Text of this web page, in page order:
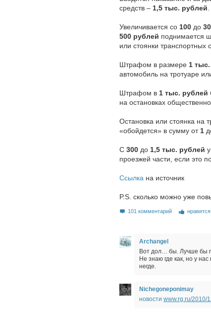
средств – 1,5 тыс. рублей
Увеличивается со 100 до
500 рублей поднимается
или стоянки транспортных
Штрафом в размере 1
автомобиль на тротуаре
Штрафом в 1 тыс. рублей
на остановках
Остановка или стоянка на
«обойдется» в сумму от 1
С 300 до 1,5 тыс. рублей
проезжей части, если это
Ссылка на источник
P.S. сколько можно уже
101 комментарий нравится
Archangel
Вот дол… бы. Лучше бы
Не знаю где как, но у
негде.
Nichegoneponimay
новости www.rg.ru/2010/